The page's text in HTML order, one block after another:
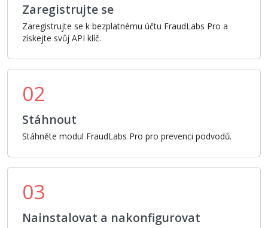
Zaregistrujte se
Zaregistrujte se k bezplatnému účtu FraudLabs Pro a
získejte svůj API klíč.
02
Stáhnout
Stáhněte modul FraudLabs Pro pro prevenci podvodů.
03
Nainstalovat a nakonfigurovat